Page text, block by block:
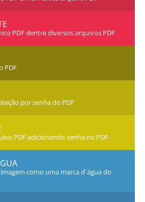
PDF dentre diversos arquivos PDF
PDF
por senha do PDF
PDF adicionando senha no PDF
como uma marca d`água do